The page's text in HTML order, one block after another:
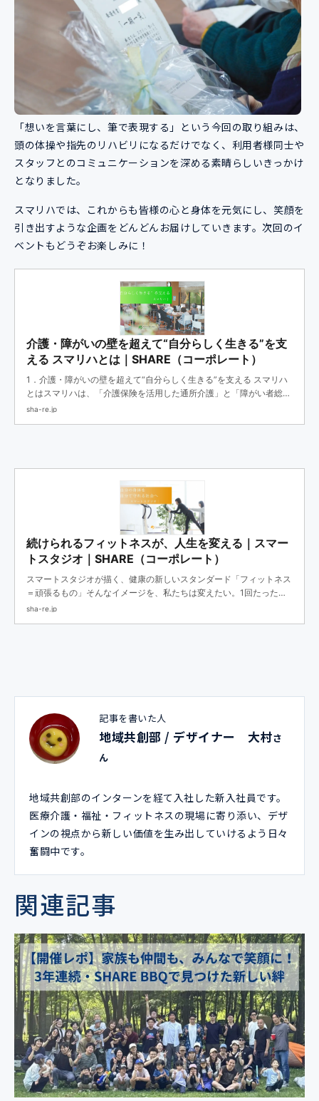
「想いを言葉にし、筆で表現する」という今回の取り組みは、
頭の体操や指先のリハビリになるだけでなく、利用者様同士や
スタッフとのコミュニケーションを深める素晴らしいきっかけ
となりました。
スマリハでは、これからも皆様の心と身体を元気にし、笑顔を
引き出すような企画をどんどんお届けしていきます。次回のイ
ベントもどうぞお楽しみに！
介護・障がいの壁を超えて“自分らしく生きる”を支
える スマリハとは｜SHARE（コーポレート）
1．介護・障がいの壁を超えて“自分らしく生きる”を支える スマリハ
とはスマリハは、「介護保険を活用した通所介護」と「障がい者総合
支援法を活用した自立訓練（機能訓練）」という制度を活用し、リハ
sha-re.jp
続けられるフィットネスが、人生を変える｜スマー
トスタジオ｜SHARE（コーポレート）
スマートスタジオが描く、健康の新しいスタンダード「フィットネス
＝頑張るもの」そんなイメージを、私たちは変えたい。1回たったの
20分。この“短さ”の中に私たちの信念と技術、そして“人の温度”が
sha-re.jp
記事を書いた人
地域共創部 / デザイナー 大村さ
ん
地域共創部のインターンを経て入社した新入社員です。
医療介護・福祉・フィットネスの現場に寄り添い、デザ
インの視点から新しい価値を生み出していけるよう日々
奮闘中です。
関連記事